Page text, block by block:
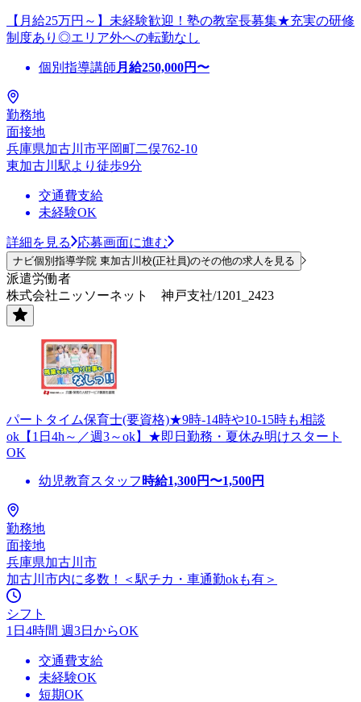
【月給25万円～】未経験歓迎！塾の教室長募集★充実の研修
制度あり◎エリア外への転勤なし
個別指導講師 月給250,000円〜
勤務地
面接地
兵庫県加古川市平岡町二俣762-10
東加古川駅より徒歩9分
交通費支給
未経験OK
詳細を見る 応募画面に進む
ナビ個別指導学院 東加古川校(正社員)のその他の求人を見る
派遣労働者
株式会社ニッソーネット 神戸支社/1201_2423
パートタイム保育士(要資格)★9時-14時や10-15時も相談
ok【1日4h～／週3～ok】★即日勤務・夏休み明けスタート
OK
幼児教育スタッフ 時給1,300円〜1,500円
勤務地
面接地
兵庫県加古川市
加古川市内に多数！＜駅チカ・車通勤okも有＞
シフト
1日4時間 週3日からOK
交通費支給
未経験OK
短期OK